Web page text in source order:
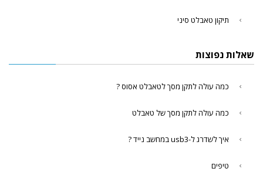
תיקון טאבלט סיני
שאלות נפוצות
כמה עולה לתקן מסך לטאבלט אסוס ?
כמה עולה לתקן מסך של טאבלט
איך לשדרג ל-usb3 במחשב נייד ?
טיפים